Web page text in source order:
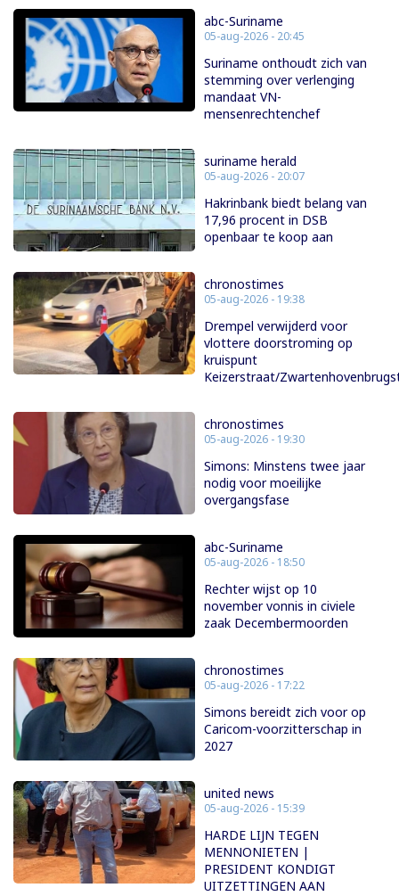
abc-Suriname
05-aug-2026 - 20:45
Suriname onthoudt zich van
stemming over verlenging
mandaat VN-
mensenrechtenchef
suriname herald
05-aug-2026 - 20:07
Hakrinbank biedt belang van
17,96 procent in DSB
openbaar te koop aan
chronostimes
05-aug-2026 - 19:38
Drempel verwijderd voor
vlottere doorstroming op
kruispunt
Keizerstraat/
chronostimes
05-aug-2026 - 19:30
Simons: Minstens twee jaar
nodig voor moeilijke
overgangsfase
abc-Suriname
05-aug-2026 - 18:50
Rechter wijst op 10
november vonnis in civiele
zaak Decembermoorden
chronostimes
05-aug-2026 - 17:22
Simons bereidt zich voor op
Caricom-voorzitterschap in
2027
united news
05-aug-2026 - 15:39
HARDE LIJN TEGEN
MENNONIETEN |
PRESIDENT KONDIGT
UITZETTINGEN AAN